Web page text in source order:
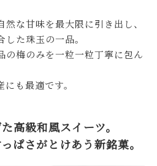
な甘味を最大限に引き出し、
した珠玉の一品。
の梅のみを一粒一粒丁寧に包ん
も最適です。
高級和風スイーツ。
ぱさがとけあう新銘菓。